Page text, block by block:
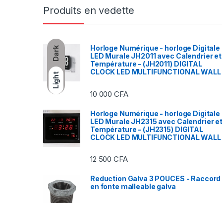
Dark
Light
Produits en vedette
Horloge Numérique - horloge Digitale
LED Murale JH2011 avec Calendrier et
Température - (JH2011) DIGITAL
CLOCK LED MULTIFUNCTIONAL WALL
10 000CFA
Horloge Numérique - horloge Digitale
LED Murale JH2315 avec Calendrier et
Température - (JH2315) DIGITAL
CLOCK LED MULTIFUNCTIONAL WALL
12 500CFA
Reduction Galva 3 POUCES - Raccord
en fonte malleable galva